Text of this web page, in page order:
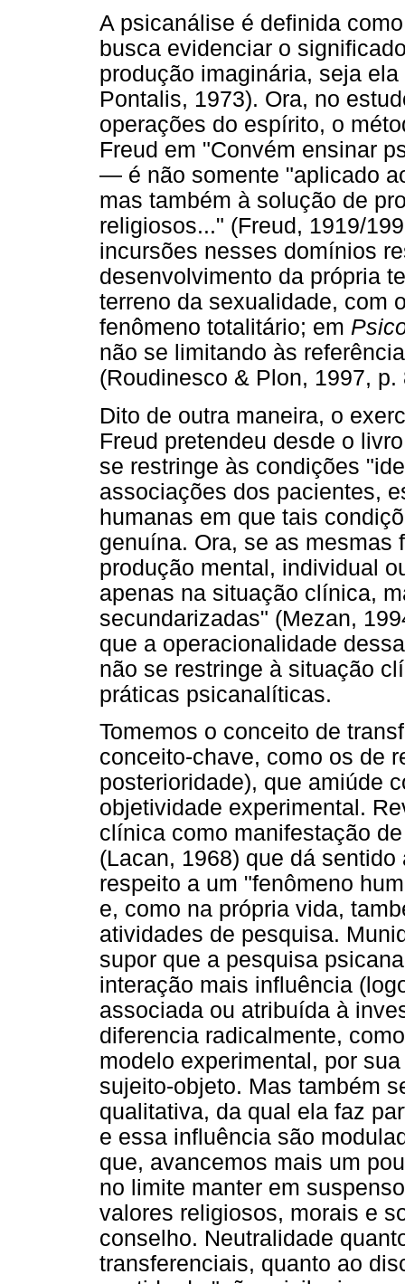
A psicanálise é definida
busca evidenciar o
produção imaginária, seja
Pontalis, 1973). Ora, no
operações do espírito, o
Freud em "Convém ensinar
— é não somente "aplicado
mas também à solução de
religiosos..." (Freud, 1919/
incursões nesses domínios
desenvolvimento da própria
terreno da sexualidade, com
fenômeno totalitário; em
não se limitando às
(Roudinesco & Plon, 1997, p.
Dito de outra maneira, o
Freud pretendeu desde o
se restringe às condições
associações dos pacientes,
humanas em que tais
genuína. Ora, se as mesmas
produção mental, individual
apenas na situação clínica,
secundarizadas" (Mezan,
que a operacionalidade
não se restringe à situação
práticas psicanalíticas.
Tomemos o conceito de
conceito-chave, como os de
posterioridade), que amiúde
objetividade experimental.
clínica como manifestação
(Lacan, 1968) que dá
respeito a um "fenômeno
e, como na própria vida,
atividades de pesquisa.
supor que a pesquisa
interação mais influência
associada ou atribuída à
diferencia radicalmente,
modelo experimental, por
sujeito-objeto. Mas também
qualitativa, da qual ela faz
e essa influência são
que, avancemos mais um
no limite manter em
valores religiosos, morais e
conselho. Neutralidade
transferenciais, quanto ao